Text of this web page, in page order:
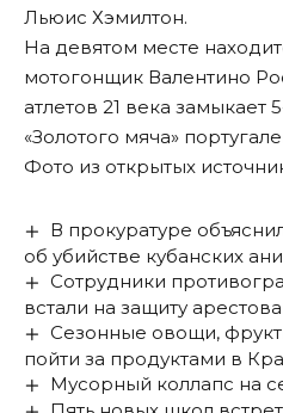
Льюис Хэмилтон.
На девятом месте
мотогонщик Валентино
атлетов 21 века замыкает
«Золотого мяча»
Фото из открытых
В прокуратуре
об убийстве кубанских
Сотрудники
встали на защиту
Сезонные овощи,
пойти за продуктами в
Мусорный коллапс на